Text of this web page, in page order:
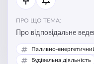
ПРО ЩО ТЕМА:
Про відповідальне
екологічних,
для досягнення
Паливно-
Будівельна діяльність